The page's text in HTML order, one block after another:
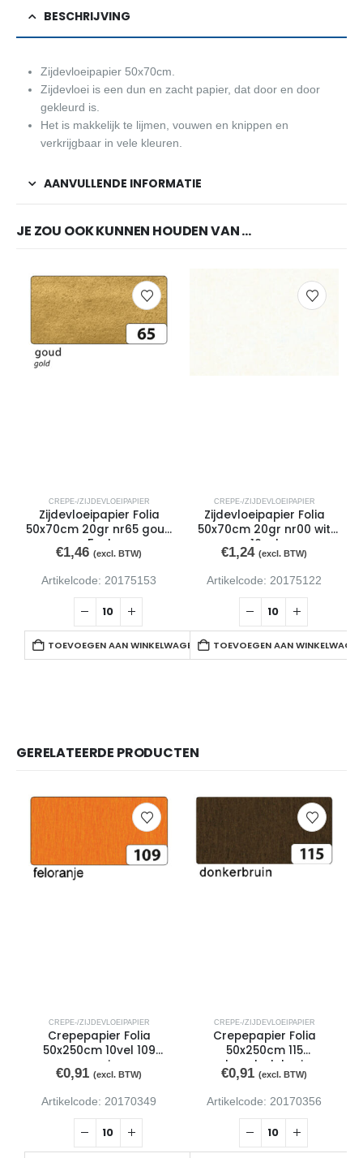
BESCHRIJVING
Zijdevloeipapier 50x70cm.
Zijdevloei is een dun en zacht papier, dat door en door
gekleurd is.
Het is makkelijk te lijmen, vouwen en knippen en
verkrijgbaar in vele kleuren.
AANVULLENDE INFORMATIE
JE ZOU OOK KUNNEN HOUDEN VAN …
CREPE-/ZIJDEVLOEIPAPIER
Zijdevloeipapier Folia
50x70cm 20gr nr65 goud
5vel
€1,46 (excl. BTW)
Artikelcode: 20175153
TOEVOEGEN AAN WINKELWAGEN
CREPE-/ZIJDEVLOEIPAPIER
Zijdevloeipapier Folia
50x70cm 20gr nr00 wit
10vel
€1,24 (excl. BTW)
Artikelcode: 20175122
TOEVOEGEN AAN
GERELATEERDE PRODUCTEN
CREPE-/ZIJDEVLOEIPAPIER
Crepepapier Folia
50x250cm 10vel 109
oranje
€0,91 (excl. BTW)
Artikelcode: 20170349
CREPE-/ZIJDEVLOEIPAPIER
Crepepapier Folia
50x250cm 115
chocoladebruin
€0,91 (excl. BTW)
Artikelcode: 20170356